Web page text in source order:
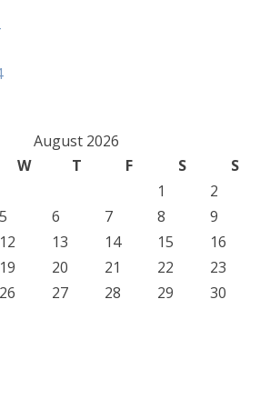
August 2026
W T F S
S
1
2
5 6 7 8
9
12 13 14 15
16
19 20 21 22
23
26 27 28 29
30